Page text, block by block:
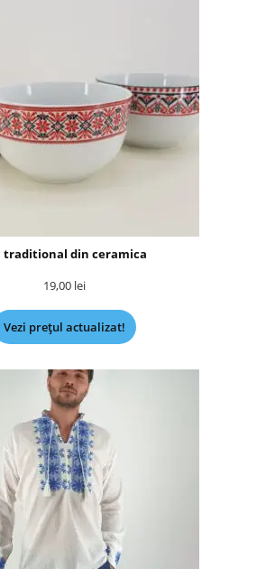
traditional din ceramica
19,00 lei
Vezi prețul actualizat!